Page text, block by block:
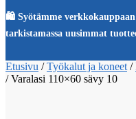
🛍️ Syötämme
tarkistamassa uusimmat
Etusivu /Työkalut ja koneet /
/Varalasi 110×60 sävy 10